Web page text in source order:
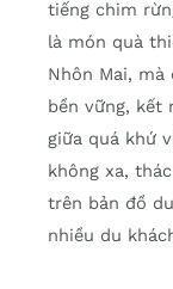
tiếng chim
là món quà
Nhôn Mai,
bền vững, kết
giữa quá khứ
không xa,
trên bản đồ
nhiều du